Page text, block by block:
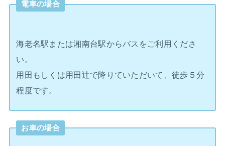
電車の場合
海老名駅または湘南台駅からバスをご利用くださ
い。
用田もしくは用田辻で降りていただいて、徒歩５分
程度です。
お車の場合